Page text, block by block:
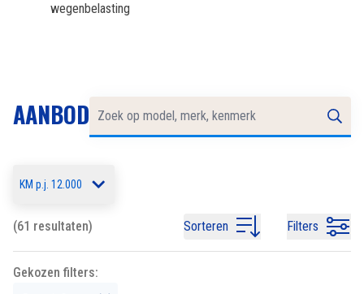
wegenbelasting
AANBOD
KM p.j. 12.000
(61 resultaten) Sorteren Filters
Gekozen filters: